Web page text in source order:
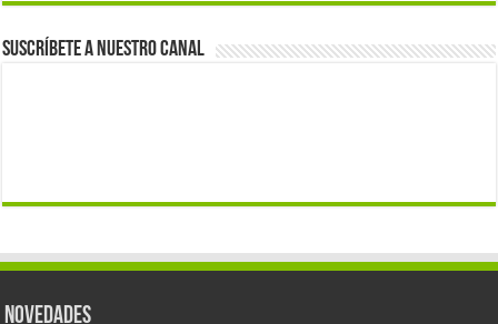
Suscríbete a nuestro canal
Novedades